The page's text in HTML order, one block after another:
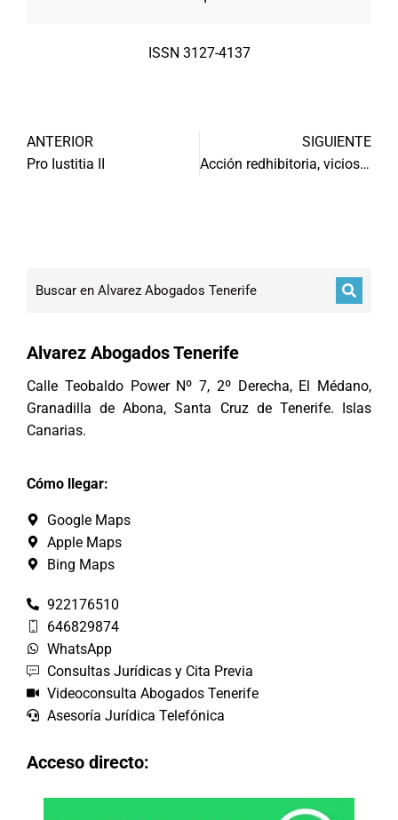
ISSN 3127-4137
ANTERIOR
Pro Iustitia II
SIGUIENTE
Acción redhibitoria, vicios ocultos y prestación distinta
Alvarez Abogados Tenerife
Calle Teobaldo Power Nº 7, 2º Derecha, El Médano,
Granadilla de Abona, Santa Cruz de Tenerife. Islas
Canarias.
Cómo llegar:
Google Maps
Apple Maps
Bing Maps
922176510
646829874
WhatsApp
Consultas Jurídicas y Cita Previa
Videoconsulta Abogados Tenerife
Asesoría Jurídica Telefónica
Acceso directo: